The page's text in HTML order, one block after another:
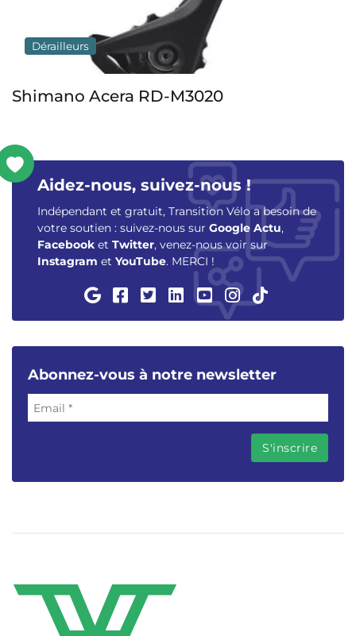
Dérailleurs
Shimano Deore
Aidez-nous, suivez-nous !
Indépendant et gratuit, Transition Vélo a besoin de
votre soutien : suivez-nous sur Google Actu,
Facebook et Twitter, venez-nous voir sur
Instagram et YouTube. MERCI !
Abonnez-vous à notre newsletter